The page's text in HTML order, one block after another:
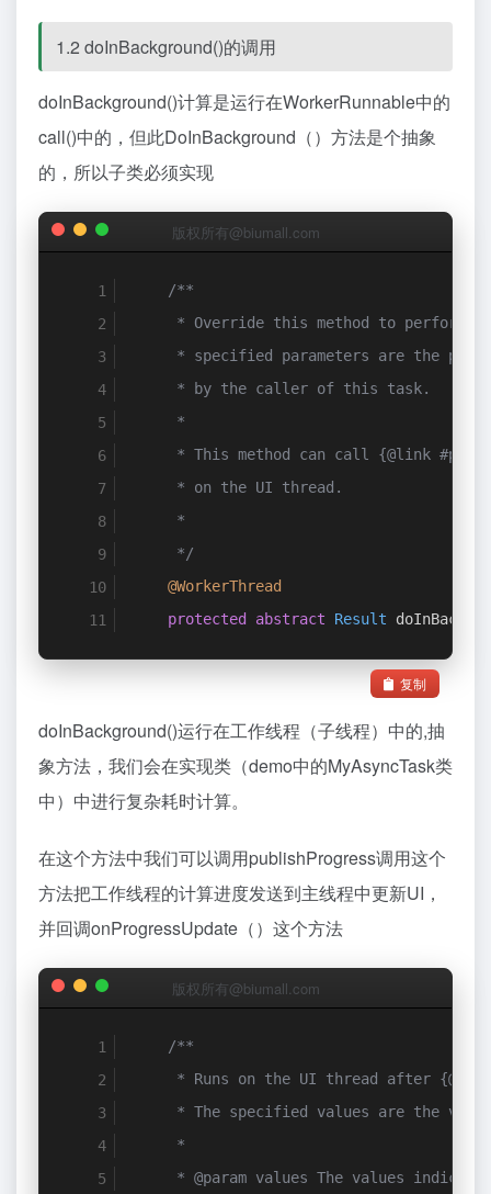
1.2 doInBackground()的调用
doInBackground()计算是运行在WorkerRunnable中的
call()中的，但此DoInBackground（）方法是个抽象
的，所以子类必须实现
版权所有@biumall.com
/**
* Override this method to perform
* specified parameters are the
     * by the caller of this task.
     *
* This method can call {@link
     * on the UI thread.
     *
     */
@WorkerThread
protected
abstract Result
复制
doInBackground()运行在工作线程（子线程）中的,抽
象方法，我们会在实现类（demo中的MyAsyncTask类
中）中进行复杂耗时计算。
在这个方法中我们可以调用publishProgress调用这个
方法把工作线程的计算进度发送到主线程中更新UI，
并回调onProgressUpdate（）这个方法
版权所有@biumall.com
/**
* Runs on the UI thread after
* The specified values are the
     *
* @param values The values